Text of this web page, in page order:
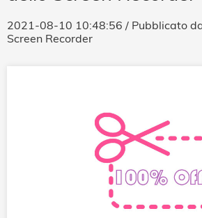
2021-08-10 10:48:56 / Pubblicato
Screen Recorder